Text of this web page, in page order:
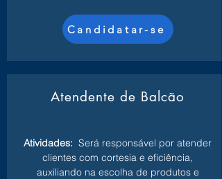
Candidatar-se
Atendente de Balcão
Atividades: Será responsável por atender
clientes com cortesia e eficiência,
auxiliando na escolha de produtos e